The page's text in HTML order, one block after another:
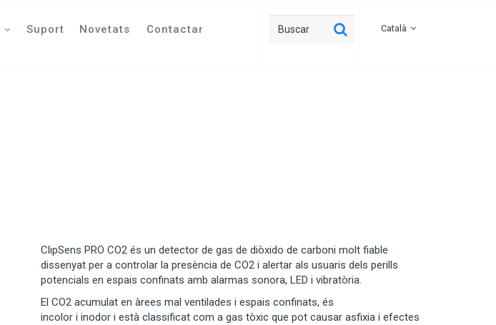
Suport Novetats Contactar Català
ClipSens PRO CO2 és un detector de gas de diòxido de carboni molt fiable
dissenyat per a controlar la presència de CO2 i alertar als usuaris dels perills
potencials en espais confinats amb alarmas sonora, LED i vibratòria.
El CO2 acumulat en àrees mal ventilades i espais confinats, és
incolor i inodor i està classificat com a gas tòxic que pot causar asfixia i efectes